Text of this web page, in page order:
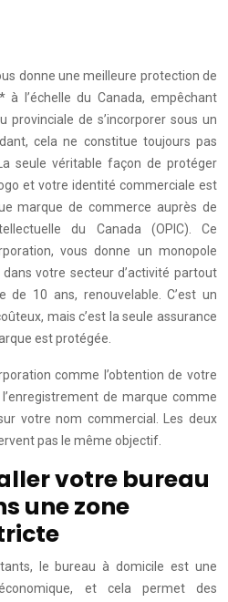
donne une meilleure protection de
à l’échelle du Canada, empêchant
de s’incorporer sous un
cela ne constitue toujours pas
seule véritable façon de protéger
et votre identité commerciale est
marque de commerce auprès de
du Canada (OPIC). Ce
vous donne un monopole
votre secteur d’activité partout
de 10 ans, renouvelable. C’est un
mais c’est la seule assurance
est protégée.
comme l’obtention de votre
de marque comme
votre nom commercial. Les deux
pas le même objectif.
votre bureau
une zone
le bureau à domicile est une
et cela permet des